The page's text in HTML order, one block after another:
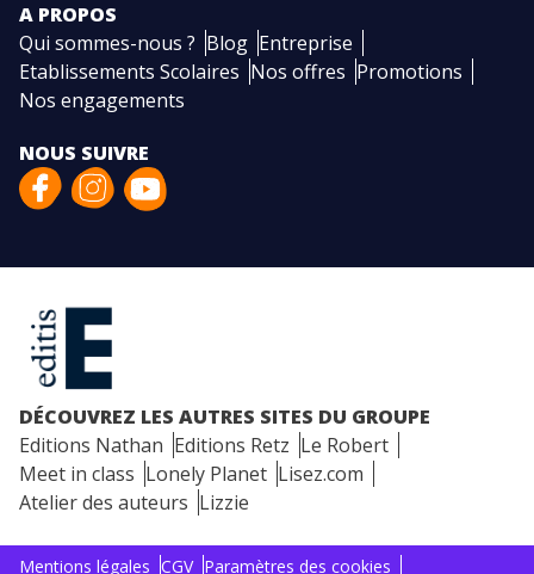
A PROPOS
Qui sommes-nous ? Blog Entreprise
Etablissements Scolaires Nos offres Promotions
Nos engagements
NOUS SUIVRE
DÉCOUVREZ LES AUTRES SITES DU GROUPE
Editions Nathan Editions Retz Le Robert
Meet in class Lonely Planet Lisez.com
Atelier des auteurs Lizzie
Mentions légales CGV Paramètres des cookies